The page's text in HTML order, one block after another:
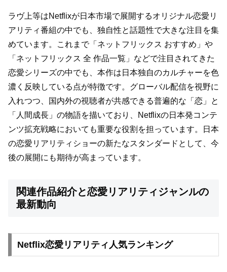
ラヴ上等はNetflixが日本市場で展開するオリジナル恋愛リ
アリティ番組の中でも、独自性と話題性で大きな注目を集
めています。これまで「ネットフリックス おすすめ」や
「ネットフリックス 全 作品一覧」などで注目されてきた
恋愛シリーズの中でも、本作は日本独自のカルチャーを色
濃く反映している点が特徴です。グローバル配信を視野に
入れつつ、国内外の視聴者が共感できる普遍的な「恋」と
「人間成長」の物語を描いており、Netflixの日本発コンテ
ンツ拡充戦略においても重要な役割を担っています。日本
の恋愛リアリティショーの新たなスタンダードとして、今
後の展開にも期待が高まっています。
関連作品紹介と恋愛リアリティジャンルの
最新動向
Netflix恋愛リアリティ人気ランキング